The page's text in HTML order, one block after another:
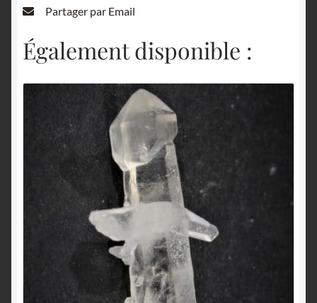
Partager par Email
Également disponible :